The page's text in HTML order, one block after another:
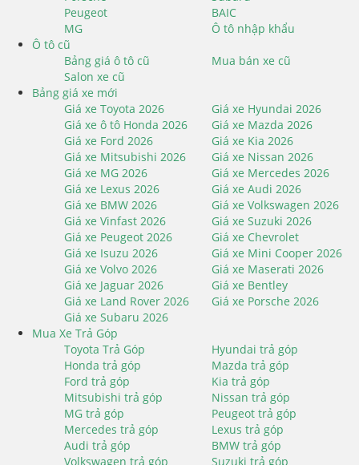
Peugeot
BAIC
MG
Ô tô nhập khẩu
Ô tô cũ
Bảng giá ô tô cũ
Mua bán xe cũ
Salon xe cũ
Bảng giá xe mới
Giá xe Toyota 2026
Giá xe Hyundai 2026
Giá xe ô tô Honda 2026
Giá xe Mazda 2026
Giá xe Ford 2026
Giá xe Kia 2026
Giá xe Mitsubishi 2026
Giá xe Nissan 2026
Giá xe MG 2026
Giá xe Mercedes 2026
Giá xe Lexus 2026
Giá xe Audi 2026
Giá xe BMW 2026
Giá xe Volkswagen 2026
Giá xe Vinfast 2026
Giá xe Suzuki 2026
Giá xe Peugeot 2026
Giá xe Chevrolet
Giá xe Isuzu 2026
Giá xe Mini Cooper 2026
Giá xe Volvo 2026
Giá xe Maserati 2026
Giá xe Jaguar 2026
Giá xe Bentley
Giá xe Land Rover 2026
Giá xe Porsche 2026
Giá xe Subaru 2026
Mua Xe Trả Góp
Toyota Trả Góp
Hyundai trả góp
Honda trả góp
Mazda trả góp
Ford trả góp
Kia trả góp
Mitsubishi trả góp
Nissan trả góp
MG trả góp
Peugeot trả góp
Mercedes trả góp
Lexus trả góp
Audi trả góp
BMW trả góp
Volkswagen trả góp
Suzuki trả góp